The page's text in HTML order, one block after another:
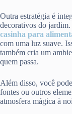
Outra estratégia é
decorativos do
casinha para
com uma luz suave.
também cria um
quem passa.
Além disso, você
fontes ou outros
atmosfera mágica à